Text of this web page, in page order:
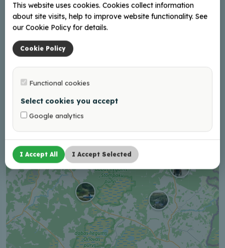
Balvi ujula
−
This website uses cookies. Cookies collect information
about site visits, help to improve website functionality. See
our Cookie Policy for details.
Cookie Policy
Functional cookies
Select cookies you accept
Google analytics
I Accept All I Accept Selected